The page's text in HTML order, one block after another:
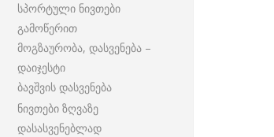
სპორტული ნივთები
გამოწერით
მოგზაურობა, დასვენება –
დაიჯესტი
ბავშვის დასვენება
ნივთები ზღვაზე
დასასვენებლად